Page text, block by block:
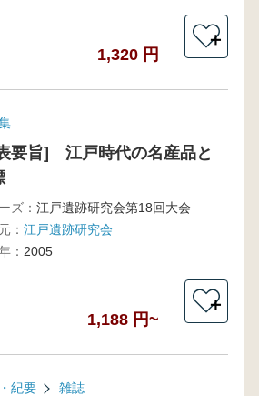
1,320 円
＋
要旨] 江戸時代の名産品と
ズ： 江戸遺跡研究会第18回大会
： 江戸遺跡研究会
： 2005
1,188 円~
＋
紀要 雑誌